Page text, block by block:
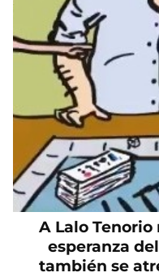
A Lalo Tenorio
esperanza
también se